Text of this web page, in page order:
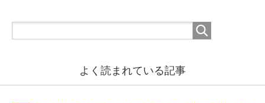
よく読まれている記事